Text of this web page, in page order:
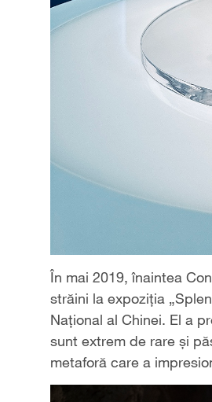
În mai 2019, înaintea
străini la expoziția
Național al Chinei. El a
sunt extrem de rare și
metaforă care a